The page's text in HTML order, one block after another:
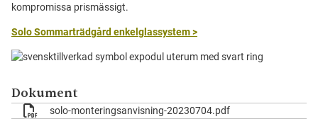
kompromissa prismässigt.
Solo Sommarträdgård enkelglassystem >
Dokument
solo-monteringsanvisning-20230704.pdf